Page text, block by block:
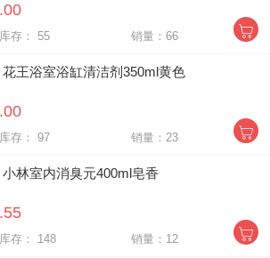
库存： 55 销量：66
花王浴室浴缸清洁剂350ml黄色
库存： 97 销量：23
小林室内消臭元400ml皂香
库存： 148 销量：12